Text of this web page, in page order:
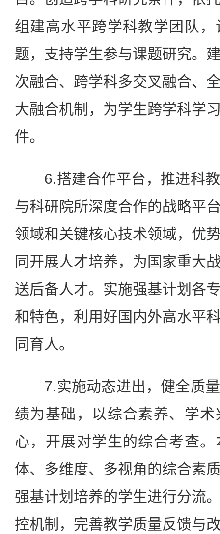
组建高水平跨学科教学团队
题，支持学生参与课题研究。
次融合、跨学科多交叉融合、
大融合机制，为学生跨学科学
件。
6.搭建合作平台，推进科教
与科研院所深度合作的战略平
领域和关键核心技术领域，优
同开展人才培养，为国家重大
送后备人才。实施强基计划各
和特色，利用好国内外高水平
同育人。
7.实施动态进出，健全质量
绩为基础，以综合素养、学
心，开展对学生的综合考查
体、多维度、多视角的综合素
强基计划培养的学生进行分流
控机制，完善教学质量反馈与